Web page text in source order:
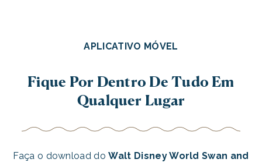
APLICATIVO MÓVEL
Fique Por Dentro De Tudo Em
Qualquer Lugar
Faça o download doWalt Disney World Swan and